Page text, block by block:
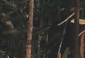
Leia mais